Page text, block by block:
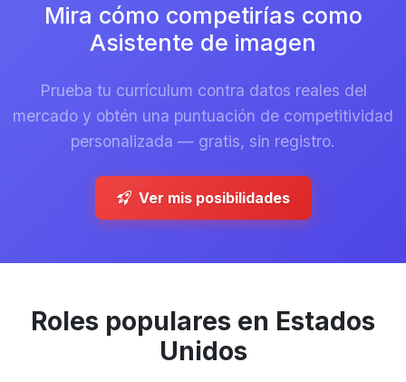
Mira cómo competirías como
Asistente de imagen
Prueba tu currículum contra datos reales del
mercado y obtén una puntuación de competitividad
personalizada — gratis, sin registro.
Ver mis posibilidades
Roles populares en Estados
Unidos